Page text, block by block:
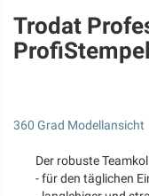
Trodat
ProfiStempel
360 Grad Modellansicht
Der robuste
- für den täglichen